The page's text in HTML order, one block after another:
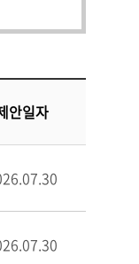
안일자